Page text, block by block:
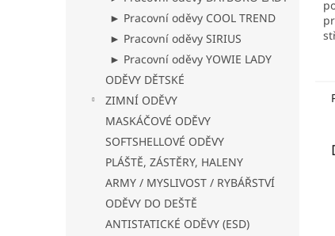
► Pracovní oděvy COOL TREND
► Pracovní oděvy SIRIUS
► Pracovní oděvy YOWIE LADY
ODĚVY DĚTSKÉ
ZIMNÍ ODĚVY
MASKÁČOVÉ ODĚVY
SOFTSHELLOVÉ ODĚVY
PLÁŠTĚ, ZÁSTĚRY, HALENY
ARMY / MYSLIVOST / RYBÁŘSTVÍ
ODĚVY DO DEŠTĚ
ANTISTATICKÉ ODĚVY (ESD)